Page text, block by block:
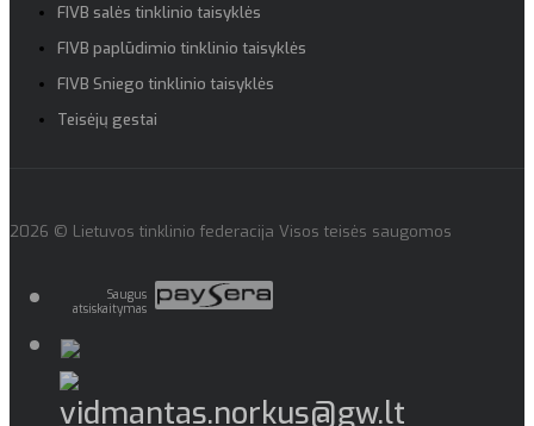
FIVB salės tinklinio taisyklės
FIVB paplūdimio tinklinio taisyklės
FIVB Sniego tinklinio taisyklės
Teisėjų gestai
2026 © Lietuvos tinklinio federacija Visos teisės saugomos
Saugus
atsiskaitymas